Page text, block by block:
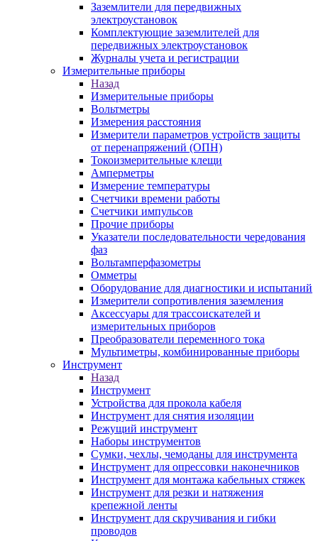
Заземлители для передвижных
электроустановок
Комплектующие заземлителей для
передвижных электроустановок
Журналы учета и регистрации
Измерительные приборы
Назад
Измерительные приборы
Вольтметры
Измерения расстояния
Измерители параметров устройств защиты
от перенапряжений (ОПН)
Токоизмерительные клещи
Амперметры
Измерение температуры
Счетчики времени работы
Счетчики импульсов
Прочие приборы
Указатели последовательности чередования
фаз
Вольтамперфазометры
Омметры
Оборудование для диагностики и испытаний
Измерители сопротивления заземления
Аксессуары для трассоискателей и
измерительных приборов
Преобразователи переменного тока
Мультиметры, комбинированные приборы
Инструмент
Назад
Инструмент
Устройства для прокола кабеля
Инструмент для снятия изоляции
Режущий инструмент
Наборы инструментов
Сумки, чехлы, чемоданы для инструмента
Инструмент для опрессовки наконечников
Инструмент для монтажа кабельных стяжек
Инструмент для резки и натяжения
крепежной ленты
Инструмент для скручивания и гибки
проводов